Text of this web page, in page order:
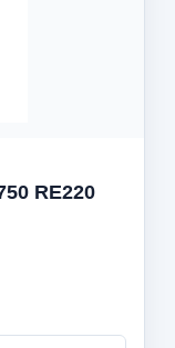
TP-link extensor de señal ac750 RE220